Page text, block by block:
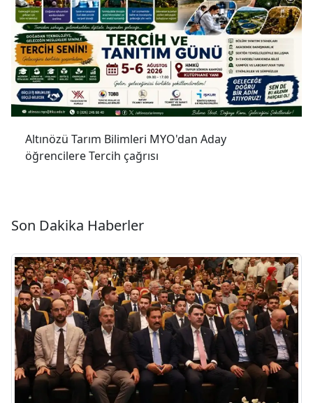
Altınözü Tarım Bilimleri MYO'dan Aday
öğrencilere Tercih çağrısı
Son Dakika Haberler